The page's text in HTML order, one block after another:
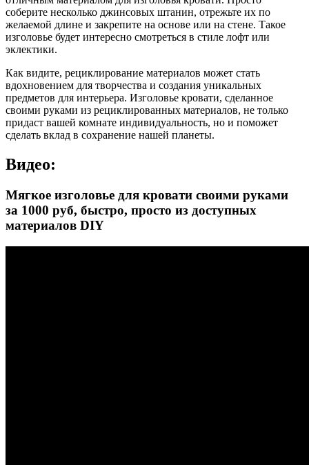
соберите несколько джинсовых штанин, отрежьте их по
желаемой длине и закрепите на основе или на стене. Такое
изголовье будет интересно смотреться в стиле лофт или
эклектики.
Как видите, рециклирование материалов может стать
вдохновением для творчества и создания уникальных
предметов для интерьера. Изголовье кровати, сделанное
своими руками из рециклированных материалов, не только
придаст вашей комнате индивидуальность, но и поможет
сделать вклад в сохранение нашей планеты.
Видео:
Мягкое изголовье для кровати своими руками
за 1000 руб, быстро, просто из доступных
материалов DIY